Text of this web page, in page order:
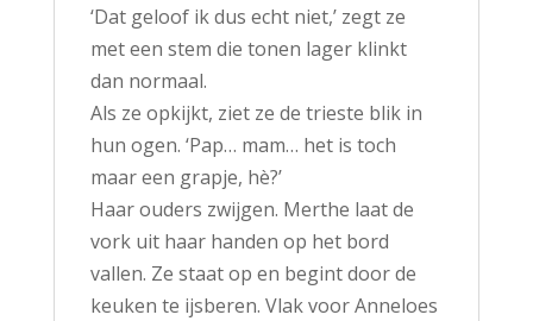
‘Dat geloof ik dus echt niet,’ zegt ze
met een stem die tonen lager klinkt
dan normaal.
Als ze opkijkt, ziet ze de trieste blik in
hun ogen. ‘Pap… mam… het is toch
maar een grapje, hè?’
Haar ouders zwijgen. Merthe laat de
vork uit haar handen op het bord
vallen. Ze staat op en begint door de
keuken te ijsberen. Vlak voor Anneloes